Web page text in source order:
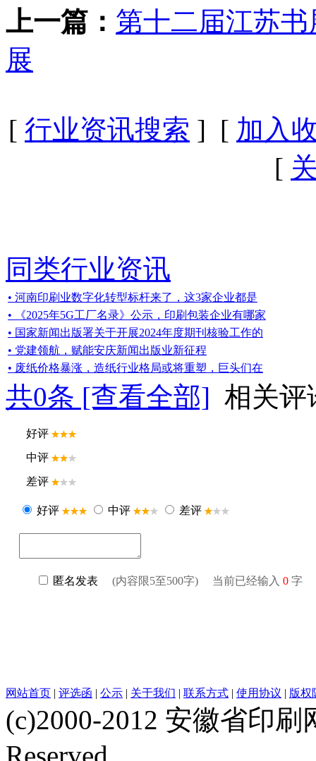
上一篇： 第十二届江苏
展
[ 行业资讯搜索 ] [ 加入
[
同类行业资讯
• 河南印刷业数字化转型标杆来了，这3家企业都是
• 《2025年5G工厂名录》公示，印刷包装企业有哪家
• 国家新闻出版署关于开展2024年度期刊核验工作的
• 党建领航，赋能安庆新闻出版业新征程
• 废纸价格暴涨，造纸行业格局或将重塑，巨头们在
共0条 [查看全部] 相关评
网站首页 | 评选函 | 公示 | 关于我们 | 联系方式 | 使用协议 | 版权
(c)2000-2012 安徽省印刷